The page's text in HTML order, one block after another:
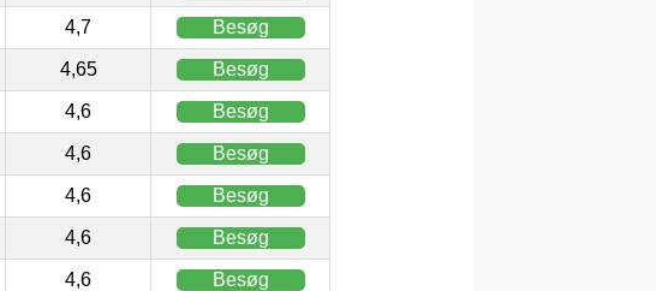
4,7 Besøg
4,65 Besøg
4,6 Besøg
4,6 Besøg
4,6 Besøg
4,6 Besøg
4,6 Besøg